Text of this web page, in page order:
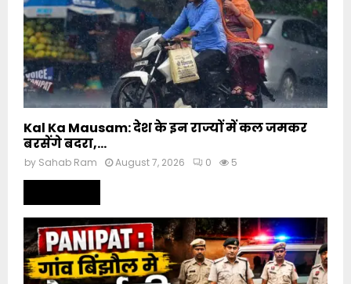
Kal Ka Mausam: देश के इन राज्यों में कल जमकर
बरसेंगे बदरा,...
by Sahab Ram August 7, 2026 0 5